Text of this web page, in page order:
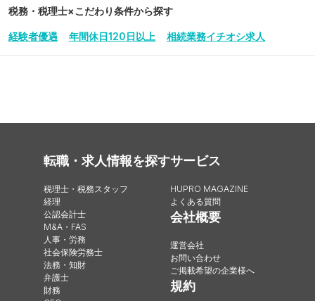
税務・税理士×こだわり条件から探す
経験者優遇 年間休日120日以上 相続業務イチオシ求人
転職・求人情報を探す
税理士・税務スタッフ
経理
公認会計士
M&A・FAS
人事・労務
社会保険労務士
法務・知財
弁護士
財務
サービス
HUPRO MAGAZINE
よくある質問
会社概要
運営会社
お問い合わせ
ご掲載希望の企業様へ
規約